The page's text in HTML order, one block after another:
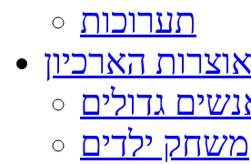
תערוכות
הארכיון
גדולים
משחק ילדים